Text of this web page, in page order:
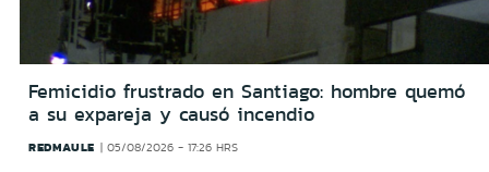
Femicidio frustrado en Santiago: hombre quemó
a su expareja y causó incendio
REDMAULE 05/08/2026 - 17:26 HRS